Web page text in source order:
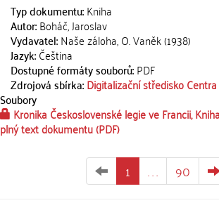
Typ dokumentu:Kniha
Autor:Boháč, Jaroslav
Vydavatel:Naše záloha, O. Vaněk (1938)
Jazyk:Čeština
Dostupné formáty souborů:PDF
Zdrojová sbírka:Digitalizační středisko
Soubory
Kronika Československé legie ve Francii,
plný text dokumentu(PDF)
1 . . . 90